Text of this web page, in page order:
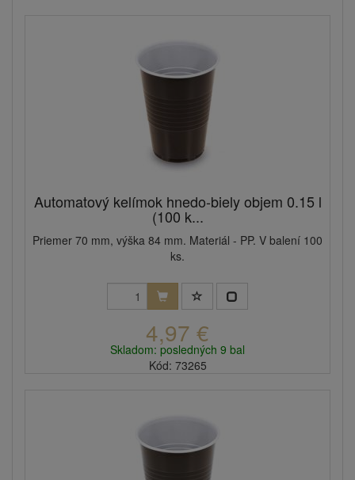
Automatový kelímok hnedo-biely objem 0.15 l
(100 k...
Priemer 70 mm, výška 84 mm. Materiál - PP. V balení 100
ks.
4,97 €
Skladom: posledných 9 bal
Kód: 73265